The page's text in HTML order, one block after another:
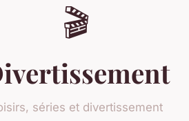
🎬
séries et divertissement